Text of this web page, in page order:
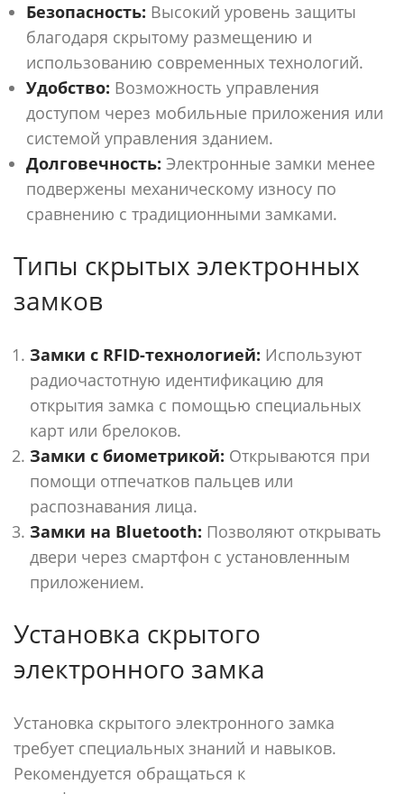
Безопасность: Высокий уровень защиты
благодаря скрытому размещению и
использованию современных технологий.
Удобство: Возможность управления
доступом через мобильные приложения или
системой управления зданием.
Долговечность: Электронные замки менее
подвержены механическому износу по
сравнению с традиционными замками.
Типы скрытых электронных
замков
Замки с RFID-технологией: Используют
радиочастотную идентификацию для
открытия замка с помощью специальных
карт или брелоков.
Замки с биометрикой: Открываются при
помощи отпечатков пальцев или
распознавания лица.
Замки на Bluetooth: Позволяют открывать
двери через смартфон с установленным
приложением.
Установка скрытого
электронного замка
Установка скрытого электронного замка
требует специальных знаний и навыков.
Рекомендуется обращаться к